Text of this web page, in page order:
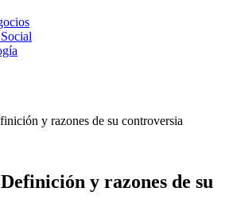
y razones de su controversia
y razones de su